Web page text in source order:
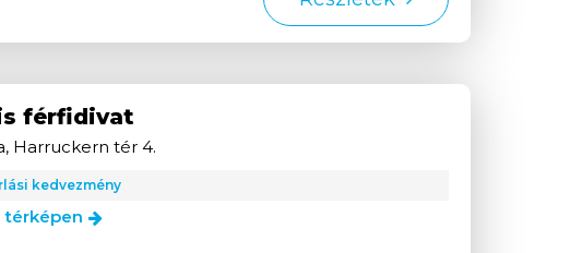
férfidivat
Harruckern tér 4.
kedvezmény
térképen